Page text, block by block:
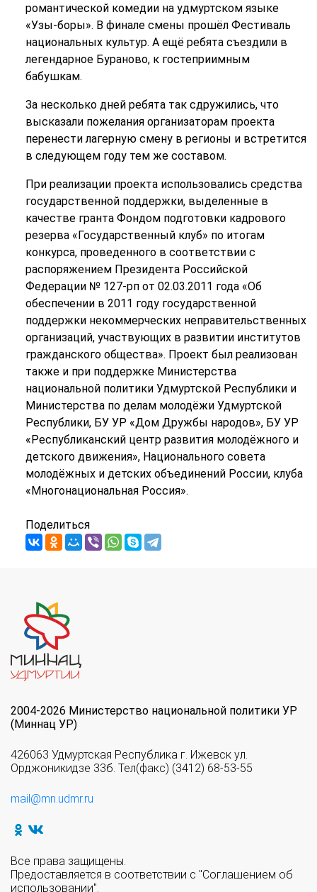
романтической комедии на удмуртском языке
«Узы-боры». В финале смены прошёл Фестиваль
национальных культур. А ещё ребята съездили в
легендарное Бураново, к гостеприимным
бабушкам.
За несколько дней ребята так сдружились, что
высказали пожелания организаторам проекта
перенести лагерную смену в регионы и встретится
в следующем году тем же составом.
При реализации проекта использовались средства
государственной поддержки, выделенные в
качестве гранта Фондом подготовки кадрового
резерва «Государственный клуб» по итогам
конкурса, проведенного в соответствии с
распоряжением Президента Российской
Федерации № 127-рп от 02.03.2011 года «Об
обеспечении в 2011 году государственной
поддержки некоммерческих неправительственных
организаций, участвующих в развитии институтов
гражданского общества». Проект был реализован
также и при поддержке Министерства
национальной политики Удмуртской Республики и
Министерства по делам молодёжи Удмуртской
Республики, БУ УР «Дом Дружбы народов», БУ УР
«Республиканский центр развития молодёжного и
детского движения», Национального совета
молодёжных и детских объединений России, клуба
«Многонациональная Россия».
Поделиться
2004-2026 Министерство национальной политики УР
(Миннац УР)
426063 Удмуртская Республика г. Ижевск ул.
Орджоникидзе 33б. Тел(факс) (3412) 68-53-55
mail@mn.udmr.ru
Все права защищены.
Предоставляется в соответствии с "Соглашением об
использовании".